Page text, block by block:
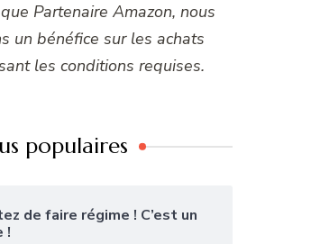
Partenaire Amazon, nous
un bénéfice sur les achats
les conditions requises.
populaires
de faire régime ! C’est un
!